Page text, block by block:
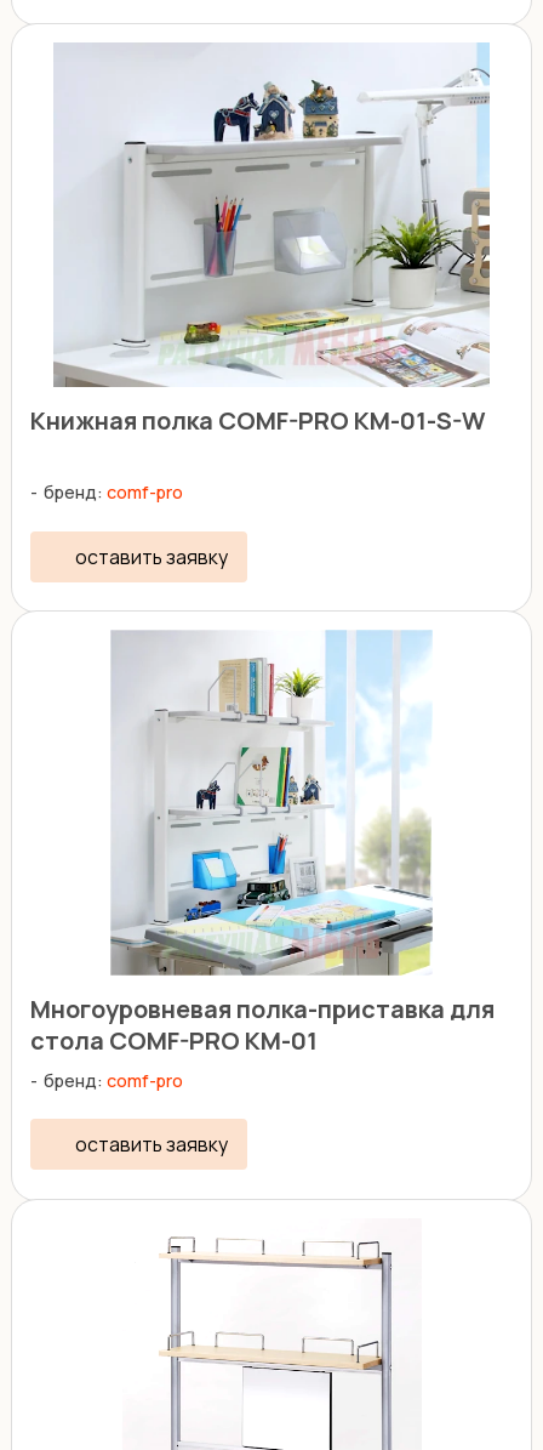
Книжная полка COMF-PRO KM-01-S-W
бренд: comf-pro
оставить заявку
Многоуровневая полка-приставка для
стола COMF-PRO KM-01
бренд: comf-pro
оставить заявку